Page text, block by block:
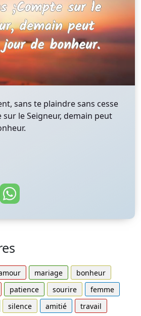
sans te plaindre sans cesse
sur le Seigneur, demain peut
mariage
bonheur
patience sourire
femme
silence amitié
travail